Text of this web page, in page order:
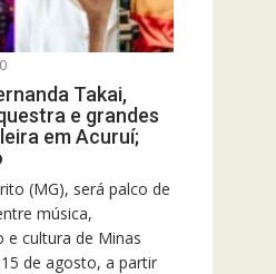
0
Takai,
e grandes
em Acuruí;
(MG), será palco de
música,
cultura de Minas
de agosto, a partir